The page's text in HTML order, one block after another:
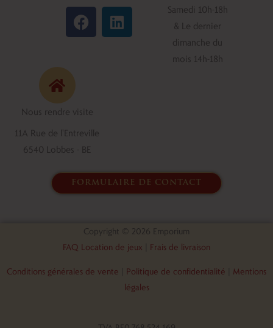
F
a
c
o
k
L
i
n
Samedi 10h-18h
& Le dernier
dimanche du
mois 14h-18h
Nous rendre visite
11A Rue de l'Entreville
6540 Lobbes - BE
formulaire de contact
Copyright © 2026 Emporium
FAQ Location de jeux
Frais de livraison
Conditions générales de vente Politique de confidentialité
Mentions
légales